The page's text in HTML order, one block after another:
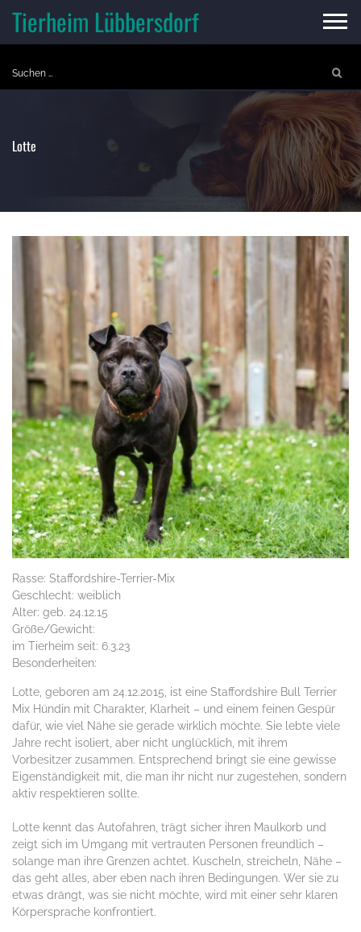
Suchen
nach:
Tierheim Lübbersdorf
Lotte
Rasse: Staffordshire-Terrier-Mix
Geschlecht: weiblich
Alter: geb. 24.12.15
Größe/Gewicht:
im Tierheim seit: 6.3.23
Besonderheiten:
Lotte, geboren am 24.12.2015, ist eine Staffordshire Bull Terrier
Mix Hündin mit Charakter, Klarheit – und einem feinen Gespür
dafür, wie viel Nähe sie gerade wirklich möchte. Sie lebte viele
Jahre recht isoliert, aber nicht unglücklich, mit ihrem
Vorbesitzer zusammen. Entsprechend bringt sie eine gewisse
Eigenständigkeit mit, die man ihr nicht nur zugestehen, sondern
aktiv respektieren sollte.
Lotte kennt das Autofahren, trägt sicher ihren Maulkorb und
zeigt sich im Umgang mit vertrauten Personen freundlich –
solange man ihre Grenzen achtet. Kuscheln, streicheln, Nähe –
das geht alles, aber eben nach ihren Bedingungen. Wer sie zu
etwas drängt, was sie nicht möchte, wird mit einer sehr klaren
Körpersprache konfrontiert.